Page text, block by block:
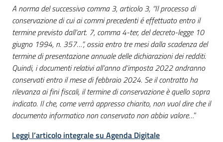
A norma del successivo comma 3, articolo 3, “Il processo di
conservazione di cui ai commi precedenti é effettuato entro il
termine previsto dall’art. 7, comma 4-ter, del decreto-legge 10
giugno 1994, n. 357…”, ossia entro tre mesi dalla scadenza del
termine di presentazione annuale delle dichiarazioni dei redditi.
Quindi, i documenti relativi all’anno d’imposta 2022 andranno
conservati entro il mese di febbraio 2024. Se il contratto ha
rilevanza ai fini fiscali, il termine di conservazione è quello sopra
indicato. Il che, come verrà appresso chiarito, non vuol dire che il
documento informatico non conservato non abbia valore…”
Leggi l’articolo integrale su Agenda Digitale